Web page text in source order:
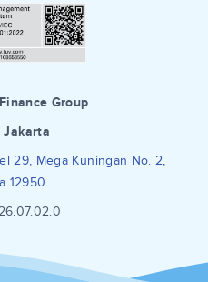
Group
Jakarta
29, Mega Kuningan No. 2,
12950